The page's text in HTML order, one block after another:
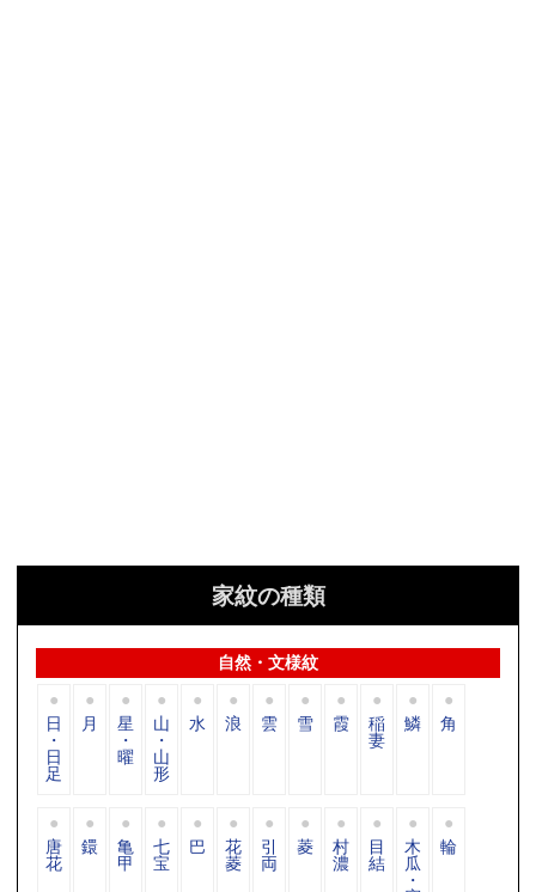
家紋の種類
自然・文様紋
日
・
日
足
月 星
・
曜
山
・
山
形
水 浪 雲 雪 霞 稲
妻
鱗 角
唐
花
鐶 亀
甲
七
宝
巴 花
菱
引
両
菱 村
濃
目
結
木
瓜
・
輪